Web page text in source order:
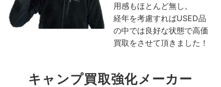
用感もほとんど無し。
経年を考慮すればUSED品
の中では良好な状態で高価
買取をさせて頂きました！
キャンプ買取強化メーカー